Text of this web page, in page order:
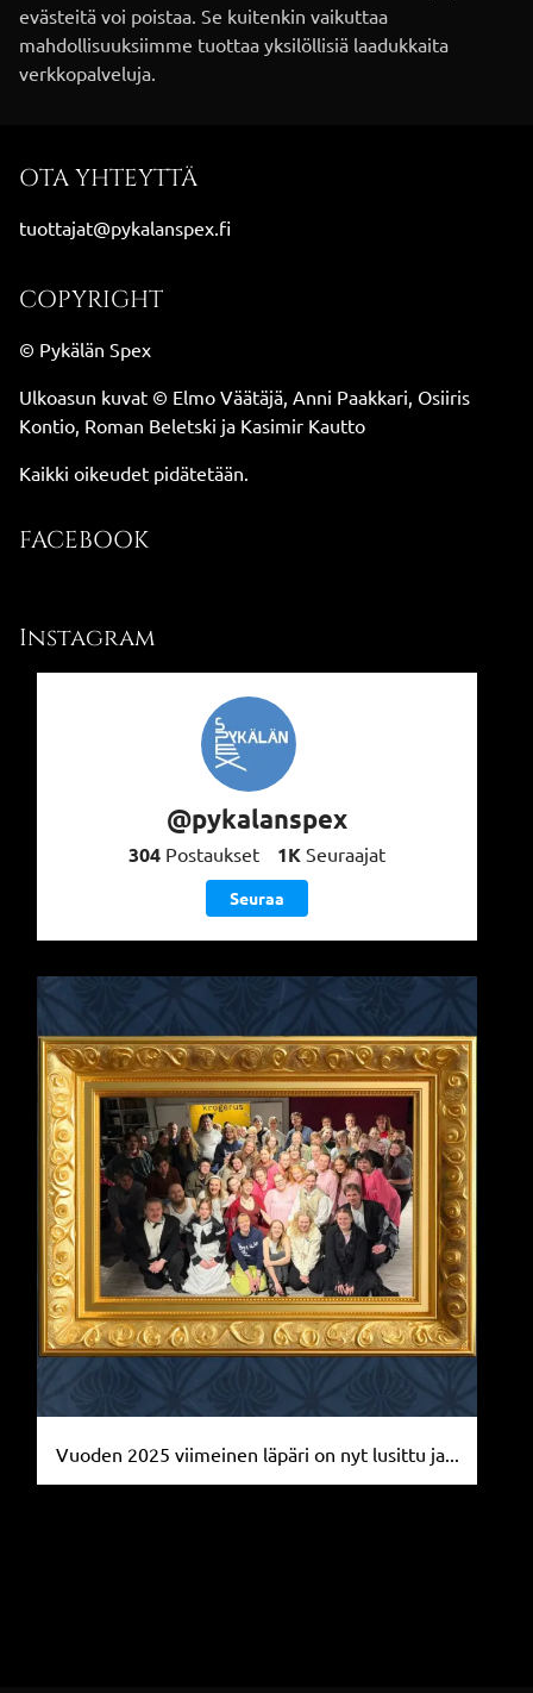
evästeitä voi poistaa. Se kuitenkin vaikuttaa
mahdollisuuksiimme tuottaa yksilöllisiä laadukkaita
verkkopalveluja.
OTA YHTEYTTÄ
tuottajat@pykalanspex.fi
COPYRIGHT
© Pykälän Spex
Ulkoasun kuvat © Elmo Väätäjä, Anni Paakkari, Osiiris
Kontio, Roman Beletski ja Kasimir Kautto
Kaikki oikeudet pidätetään.
FACEBOOK
Instagram
@pykalanspex
304 Postaukset 1K Seuraajat
Seuraa
Vuoden 2025 viimeinen läpäri on nyt lusittu ja...